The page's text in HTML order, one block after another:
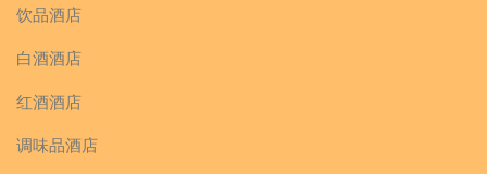
饮品酒店
白酒酒店
红酒酒店
调味品酒店